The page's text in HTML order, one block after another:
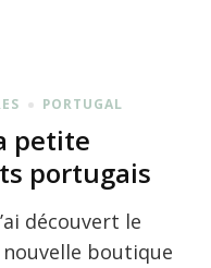
PORTUGAL
petite
portugais
découvert le
nouvelle boutique